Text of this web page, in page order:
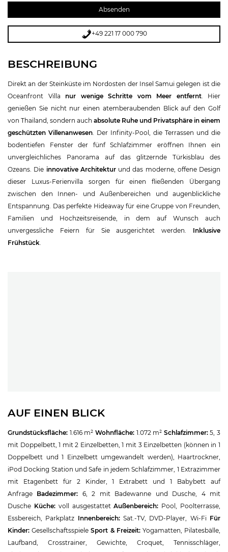
+49 221 17 000 790
BESCHREIBUNG
Direkt an der Steinküste im Nordosten der Insel Samui gelegen ist die
Oceanfront Villa nur wenige Schritte vom Meer entfernt. Hier
genießen Sie nicht nur einen atemberaubenden Blick auf den Golf
von Thailand, sondern auch absolute Ruhe und Privatsphäre in einem
geschützten Villenanwesen . Der Infinity-Pool, die Terrassen und die
bodentiefen Fenster der fünf Schlafzimmer eröffnen Ihnen ein
unvergleichliches Panorama auf das glitzernde Türkisblau des
Ozeans. Die innovative Architekturund das moderne, offene Design
dieser Luxus-Ferienvilla sorgen für einen fließenden Übergang
zwischen den Innen- und Außenbereichen und augenblickliche
Entspannung. Das perfekte Hideaway für eine Gruppe von Freunden,
Familien und Hochzeitsreisende, in dem auf Wunsch auch
unvergessliche Feiern für Sie ausgerichtet werden. Inklusive
Frühstück
AUF EINEN BLICK
Grundstücksfläche: 1.616 m² Wohnfläche:1.072 m² Schlafzimmer:5, 3
mit Doppelbett, 1 mit 2 Einzelbetten, 1 mit 3 Einzelbetten (können in 1
Doppelbett und 1 Einzelbett umgewandelt werden), Haartrockner,
iPod Docking Station und Safe in jedem Schlafzimmer, 1 Extrazimmer
mit Etagenbett für 2 Kinder, 1 Extrabett und 1 Babybett auf
Anfrage Badezimmer: 6, 2 mit Badewanne und Dusche, 4 mit
Dusche Küche:voll ausgestattetAußenbereich: Pool, Poolterrasse,
Essbereich, Parkplatz Innenbereich:Sat.-TV, DVD-Player, Wi-Fi Für
Kinder:GesellschaftsspieleSport & Freizeit:Yogamatten, Pilatesbälle,
Laufband, Crosstrainer, Gewichte, Croquet, Tennisschläger,